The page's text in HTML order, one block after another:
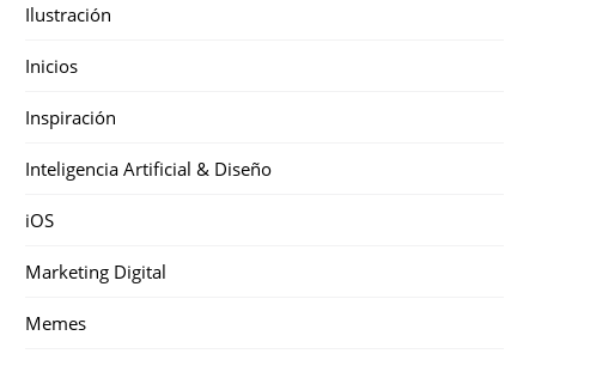
Ilustración
Inicios
Inspiración
Inteligencia Artificial & Diseño
iOS
Marketing Digital
Memes